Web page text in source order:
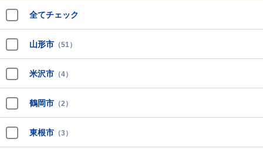
全てチェック
山形市 （51）
米沢市 （4）
鶴岡市 （2）
東根市 （3）